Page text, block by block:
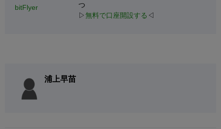
bitFlyer
つ
▷無料で口座開設する ◁
浦上早苗